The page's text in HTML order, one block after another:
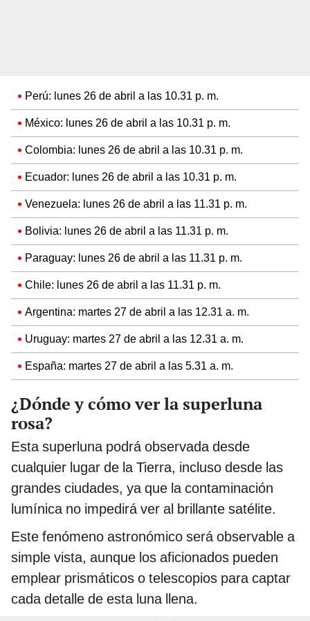
Perú: lunes 26 de abril a las 10.31 p. m.
México: lunes 26 de abril a las 10.31 p. m.
Colombia: lunes 26 de abril a las 10.31 p. m.
Ecuador: lunes 26 de abril a las 10.31 p. m.
Venezuela: lunes 26 de abril a las 11.31 p. m.
Bolivia: lunes 26 de abril a las 11.31 p. m.
Paraguay: lunes 26 de abril a las 11.31 p. m.
Chile: lunes 26 de abril a las 11.31 p. m.
Argentina: martes 27 de abril a las 12.31 a. m.
Uruguay: martes 27 de abril a las 12.31 a. m.
España: martes 27 de abril a las 5.31 a. m.
¿Dónde y cómo ver la superluna
rosa?
Esta superluna podrá observada desde
cualquier lugar de la Tierra, incluso desde las
grandes ciudades, ya que la contaminación
lumínica no impedirá ver al brillante satélite.
Este fenómeno astronómico será observable a
simple vista, aunque los aficionados pueden
emplear prismáticos o telescopios para captar
cada detalle de esta luna llena.